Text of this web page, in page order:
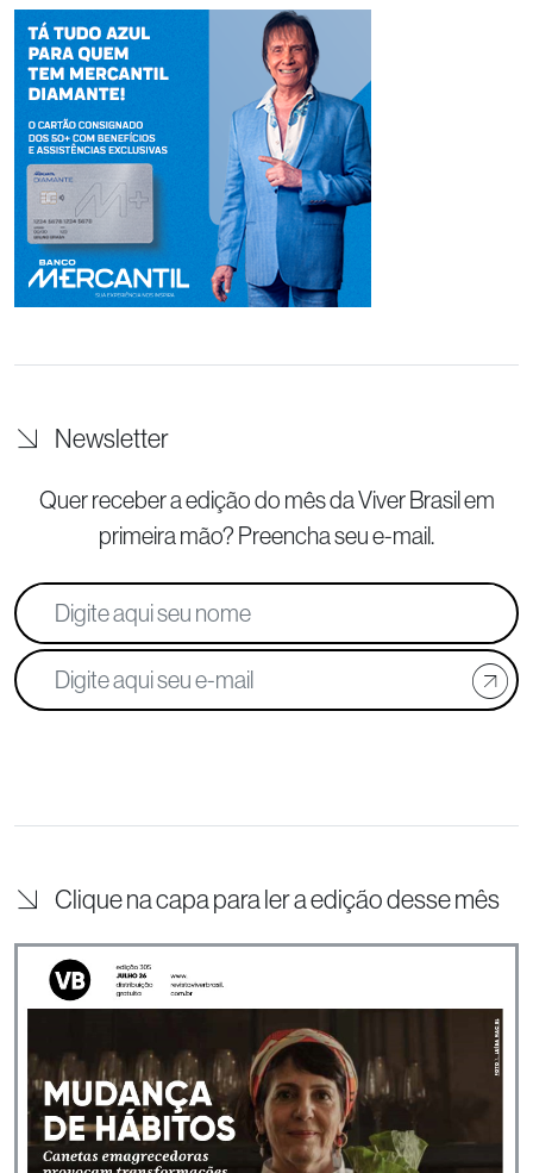
Newsletter
Quer receber a edição do mês da Viver Brasilem
primeira mão? Preencha seu e-mail.
Clique na capa para ler a edição desse mês